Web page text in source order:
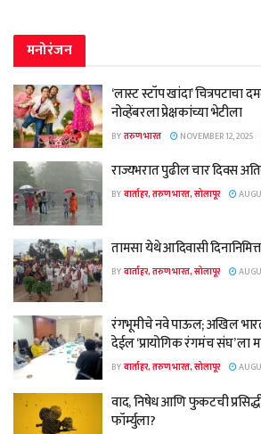
मनोरंजन
‘लास्ट स्टॉप खांदा’ चित्रपटाचा
नोव्हेंबरला प्रेक्षकांच्या भेटीला
BYतरुण भारत NOVEMBER 12, 2025
राज्यभरात पुढील चार दिवस
BYवार्ताहर, तरुण भारत, सोलापूर
तामसा येथे आदिवासी
BYवार्ताहर, तरुण भारत, सोलापूर
रंगभूमीचे नवे पाऊल; अखिल
देईल ‘प्रायोगिक रंगमंच संघ’ ला
BYवार्ताहर, तरुण भारत, सोलापूर
वाद, निषेध आणि फुकटची
फॉर्म्युला?